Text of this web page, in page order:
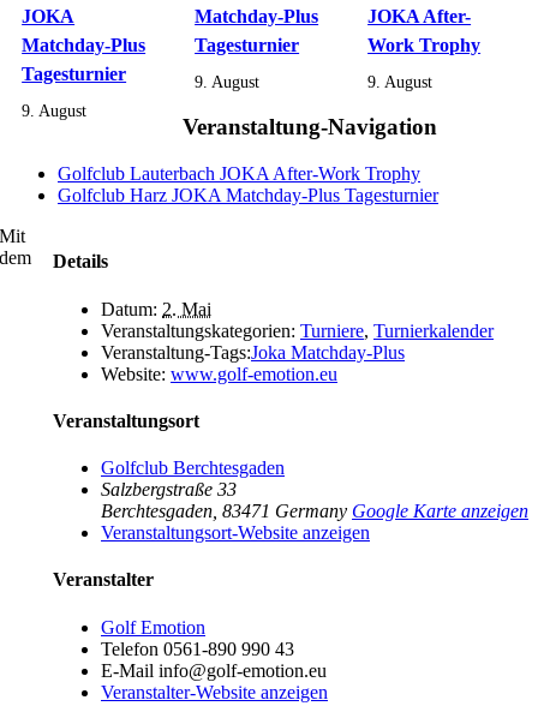
JOKA
Matchday-Plus
Tagesturnier
9. August
Matchday-Plus
Tagesturnier
9. August
JOKA After-
Work Trophy
9. August
Veranstaltung-Navigation
Golfclub Lauterbach JOKA After-Work Trophy
Golfclub Harz JOKA Matchday-Plus Tagesturnier
Details
Datum: 2. Mai
Veranstaltungskategorien: Turniere, Turnierkalender
Veranstaltung-Tags:Joka Matchday-Plus
Website: www.golf-emotion.eu
Veranstaltungsort
Golfclub Berchtesgaden
Salzbergstraße 33
Berchtesgaden 83471 Germany Google Karte anzeigen
Veranstaltungsort-Website anzeigen
Veranstalter
Golf Emotion
Telefon 0561-890 990 43
E-Mail info@golf-emotion.eu
Veranstalter-Website anzeigen
Mit
dem